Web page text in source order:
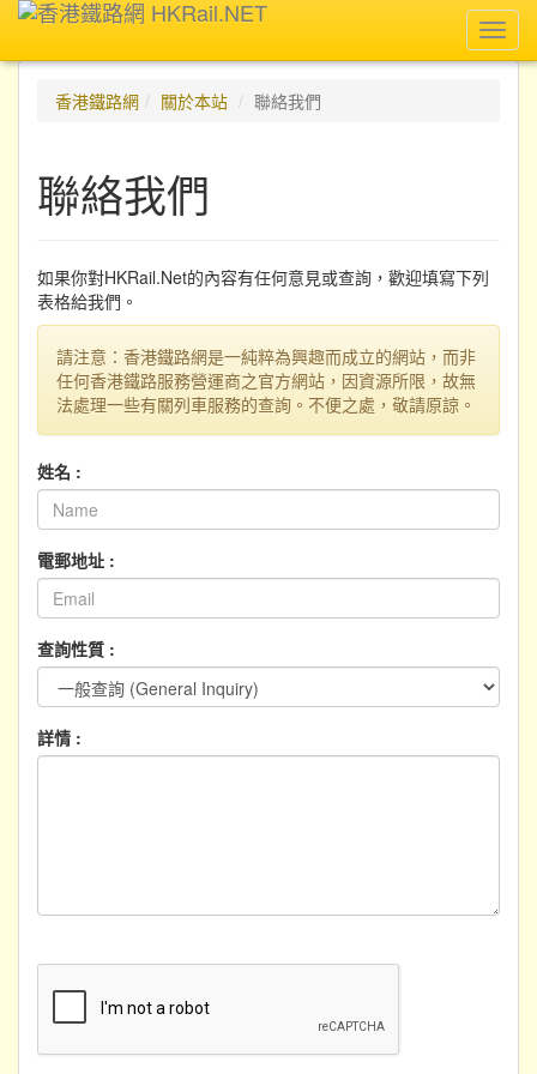
香港鐵路網
關於本站 聯絡我們
聯絡我們
如果你對HKRail.Net的內容有任何意見或查詢，歡迎填寫下列
表格給我們。
請注意：香港鐵路網是一純粹為興趣而成立的網站，而非
任何香港鐵路服務營運商之官方網站，因資源所限，故無
法處理一些有關列車服務的查詢。不便之處，敬請原諒。
姓名 :
電郵地址 :
查詢性質 :
詳情 :